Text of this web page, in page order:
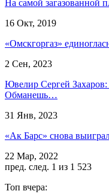
На самой загазованной
16 Окт, 2019
«Омскгоргаз»
2 Сен, 2023
Ювелир Сергей
Обманешь…
31 Янв, 2023
«Ак Барс» снова
22 Мар, 2022
пред. след. 1 из 1 523
Топ вчера: